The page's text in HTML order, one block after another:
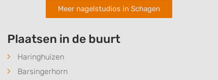
Meer nagelstudios in Schagen
Plaatsen in de buurt
Haringhuizen
Barsingerhorn